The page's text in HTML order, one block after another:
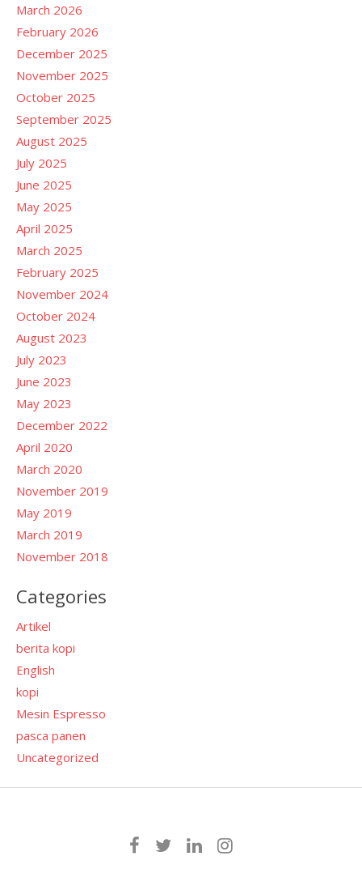
March 2026
February 2026
December 2025
November 2025
October 2025
September 2025
August 2025
July 2025
June 2025
May 2025
April 2025
March 2025
February 2025
November 2024
October 2024
August 2023
July 2023
June 2023
May 2023
December 2022
April 2020
March 2020
November 2019
May 2019
March 2019
November 2018
Categories
Artikel
berita kopi
English
kopi
Mesin Espresso
pasca panen
Uncategorized